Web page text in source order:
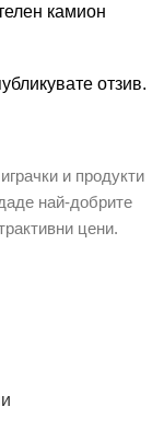
камион
отзив.
и продукти
най-добрите
цени.